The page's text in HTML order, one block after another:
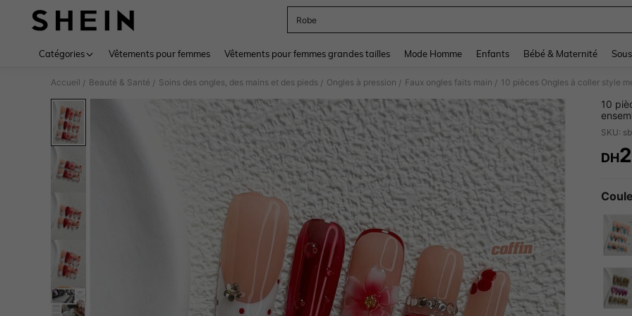
Robe
Catégories Vêtements pour femmes Vêtements pour femmes grandes tailles Mode Homme Enfants Bébé & Maternité
Accueil / Beauté & Santé / Soins des ongles, des mains et des pieds / Ongles à pression / Faux ongles faits main /
10
doux
DH